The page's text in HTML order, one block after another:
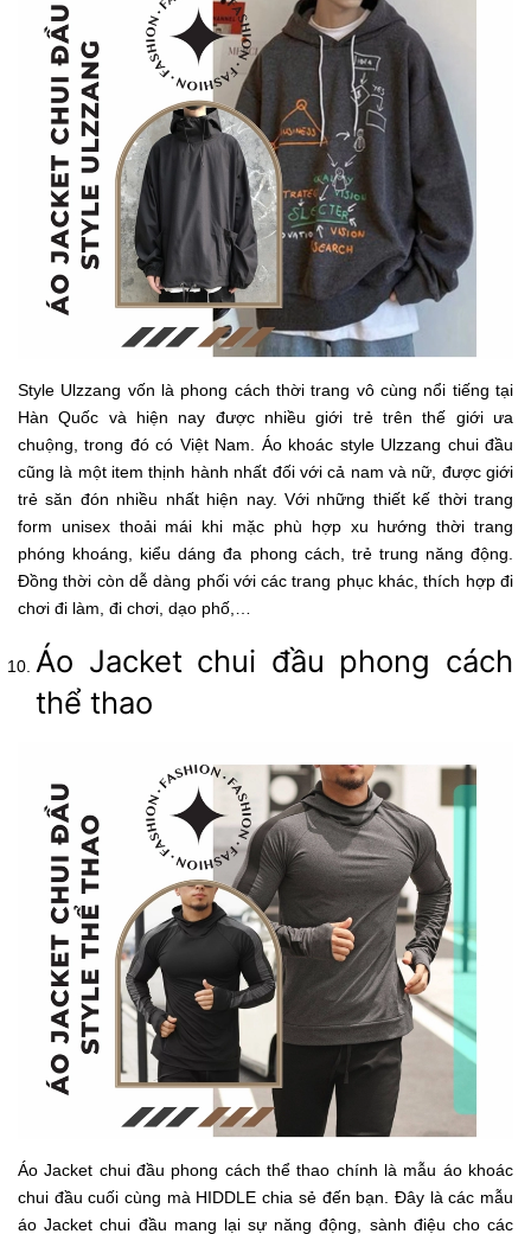
Style Ulzzang vốn là phong cách thời trang vô cùng nổi tiếng tại
Hàn Quốc và hiện nay được nhiều giới trẻ trên thế giới ưa
chuộng, trong đó có Việt Nam. Áo khoác style Ulzzang chui đầu
cũng là một item thịnh hành nhất đối với cả nam và nữ, được giới
trẻ săn đón nhiều nhất hiện nay. Với những thiết kế thời trang
form unisex thoải mái khi mặc phù hợp xu hướng thời trang
phóng khoáng, kiểu dáng đa phong cách, trẻ trung năng động.
Đồng thời còn dễ dàng phối với các trang phục khác, thích hợp đi
chơi đi làm, đi chơi, dạo phố,…
Áo Jacket chui đầu phong cách
thể thao
Áo Jacket chui đầu phong cách thể thao chính là mẫu áo khoác
chui đầu cuối cùng mà HIDDLE chia sẻ đến bạn. Đây là các mẫu
áo Jacket chui đầu mang lại sự năng động, sành điệu cho các